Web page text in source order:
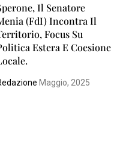
Il Senatore
(FdI) Incontra Il
Focus Su
Estera E Coesione
Maggio, 2025